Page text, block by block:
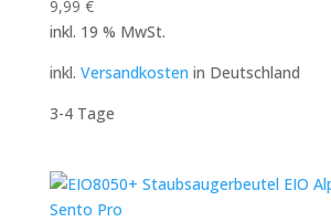
9,99 €
inkl. 19 % MwSt.
inkl. Versandkosten in Deutschland
3-4 Tage